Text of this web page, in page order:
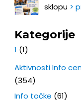
sklopu >
Kategorije
1 (1)
Aktivnosti Info
(354)
Info točke (61)